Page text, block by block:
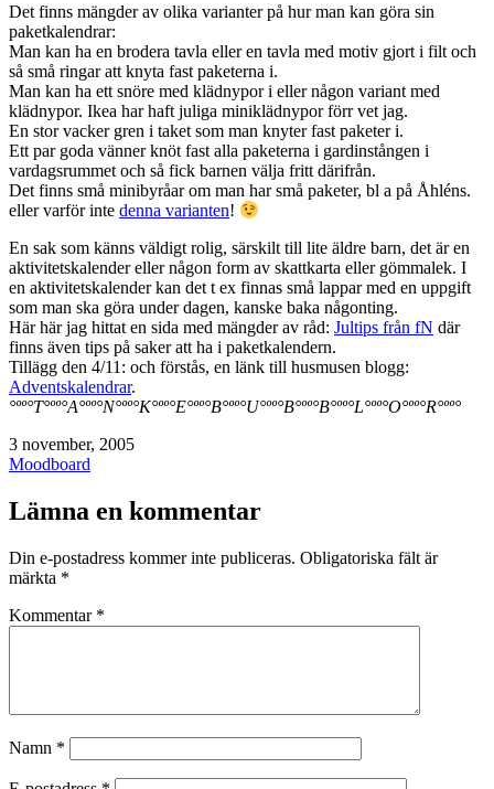
Det finns mängder av olika varianter på hur man kan göra sin
paketkalendrar:
Man kan ha en brodera tavla eller en tavla med motiv gjort i filt och
så små ringar att knyta fast paketerna i.
Man kan ha ett snöre med klädnypor i eller någon variant med
klädnypor. Ikea har haft juliga miniklädnypor förr vet jag.
En stor vacker gren i taket som man knyter fast paketer i.
Ett par goda vänner knöt fast alla paketerna i gardinstången i
vardagsrummet och så fick barnen välja fritt därifrån.
Det finns små minibyråar om man har små paketer, bl a på Åhléns.
eller varför inte denna varianten!
En sak som känns väldigt rolig, särskilt till lite äldre barn, det är en
aktivitetskalender eller någon form av skattkarta eller gömmalek. I
en aktivitetskalender kan det t ex finnas små lappar med en uppgift
som man ska göra under dagen, kanske baka någonting.
Här här jag hittat en sida med mängder av råd: Jultips från fN där
finns även tips på saker att ha i paketkalendern.
Tillägg den 4/11: och förstås, en länk till husmusen blogg:
Adventskalendrar.
°ºº°T°ºº°A°ºº°N°ºº°K°ºº°E°ºº°B°ºº°U°ºº°B°ºº°B°ºº°L°ºº°O°ºº°R°ºº°
Publicerat
den
3 november, 2005
Kategoriserat
Moodboard
Lämna en kommentar
Din e-postadress kommer inte publiceras. Obligatoriska fält är
märkta *
Kommentar *
Namn *